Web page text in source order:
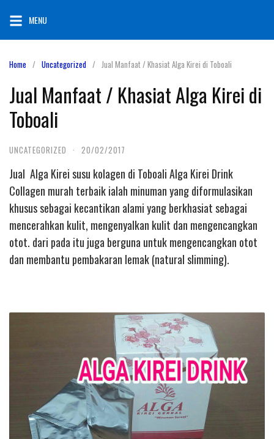
content
MENU
Home Uncategorized Jual Manfaat / Khasiat Alga Kirei di Toboali
Jual Manfaat / Khasiat Alga Kirei di
Toboali
UNCATEGORIZED · 20/02/2017
Jual Alga Kirei susu kolagen di Toboali Alga Kirei Drink
Collagen murah terbaik ialah minuman yang diformulasikan
khusus sebagai kecantikan alami yang berkhasiat sebagai
mencerahkan kulit, mengenyalkan kulit dan mengencangkan
otot. dari pada itu juga berguna untuk mengencangkan otot
dan membantu pembakaran lemak (natural slimming).